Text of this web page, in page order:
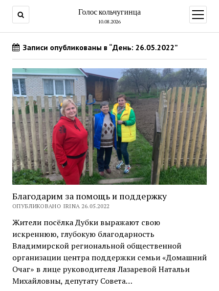
Голос кольчугинца
10.08.2026
меню
Записи опубликованы в “День: 26.05.2022”
Благодарим за помощь и поддержку
ОПУБЛИКОВАНО IRINA 26.05.2022
Жители посёлка Дубки выражают свою
искреннюю, глубокую благодарность
Владимирской региональной общественной
организации центра поддержки семьи «Домашний
Очаг» в лице руководителя Лазаревой Натальи
Михайловны, депутату Совета…